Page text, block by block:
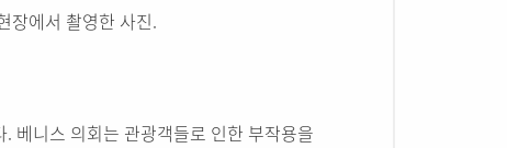
장에서 촬영한 사진.
베니스 의회는 관광객들로 인한 부작용을